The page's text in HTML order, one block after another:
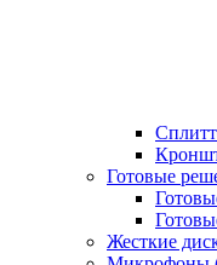
Готовые
Жесткие